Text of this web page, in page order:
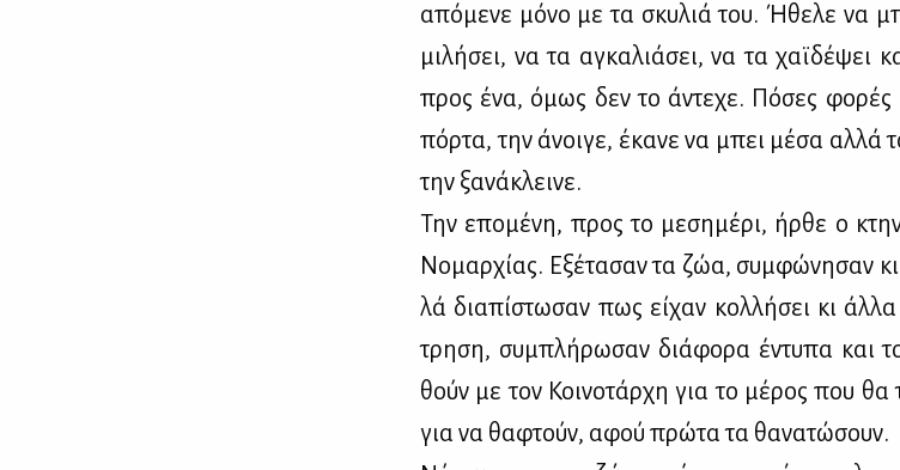
από­με­νε μό­νο με τα σκυ­λιά του. Ήθε­λε να
μι­λή­σει, να τα αγκα­λιά­σει, να τα χαϊ­δέ­ψει
προς ένα, όμως δεν το άντε­χε. Πό­σες
πόρ­τα, την άνοι­γε, έκα­νε να μπει μέ­σα αλ­λά
την ξα­νά­κλει­νε.
Την επο­μέ­νη, προς το με­ση­μέ­ρι, ήρ­θε ο
Νο­μαρ­χί­ας. Εξέ­τα­σαν τα ζώα, συμ­φώ­νη­σαν κι
λά δια­πί­στω­σαν πως εί­χαν κολ­λή­σει κι
τρη­ση, συ­μπλή­ρω­σαν διά­φο­ρα έντυ­πα και
θούν με τον Κοι­νο­τάρ­χη για το μέ­ρος που
για να θα­φτούν, αφού πρώ­τα τα θα­να­τώ­σουν.